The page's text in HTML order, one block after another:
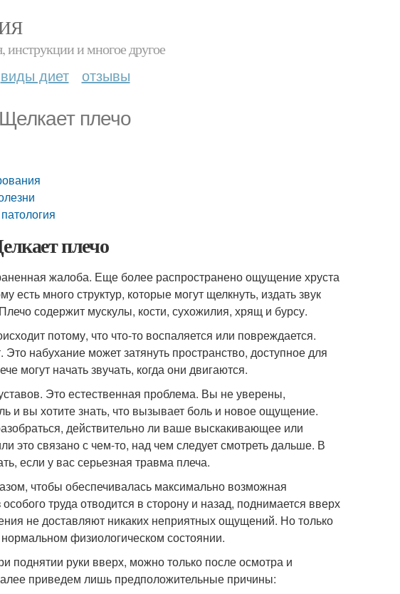
инструкции и многое другое
виды диет отзывы
плечо
плечо
жалоба. Еще более распространено ощущение хруста
много структур, которые могут щелкнуть, издать звук
содержит мускулы, кости, сухожилия, хрящ и бурсу.
потому, что что-то воспаляется или повреждается.
набухание может затянуть пространство, доступное для
могут начать звучать, когда они двигаются.
Это естественная проблема. Вы не уверены,
и вы хотите знать, что вызывает боль и новое ощущение.
действительно ли ваше выскакивающее или
это связано с чем-то, над чем следует смотреть дальше. В
если у вас серьезная травма плеча.
чтобы обеспечивалась максимально возможная
труда отводится в сторону и назад, поднимается вверх
не доставляют никаких неприятных ощущений. Но только
физиологическом состоянии.
поднятии руки вверх, можно только после осмотра и
приведем лишь предположительные причины: